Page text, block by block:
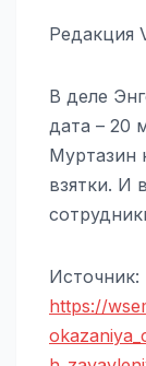
Редакция
В деле
дата – 20
Муртазин
взятки. И
Источник:
https://